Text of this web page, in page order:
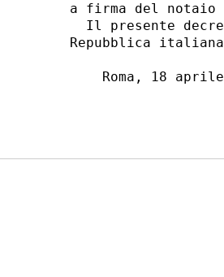
a firma del notaio
Il presente
Repubblica
Roma, 18